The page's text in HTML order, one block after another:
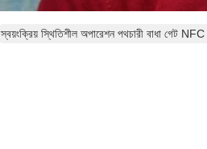
স্বয়ংক্রিয় স্থিতিশীল অপারেশন পথচারী বাধা গেট